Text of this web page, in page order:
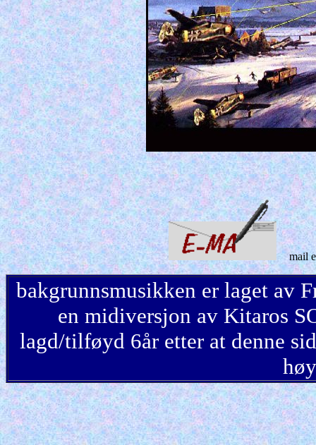
mail
bakgrunnsmusikken er laget av
en midiversjon av Kitaros
lagd/tilføyd 6år etter at denne